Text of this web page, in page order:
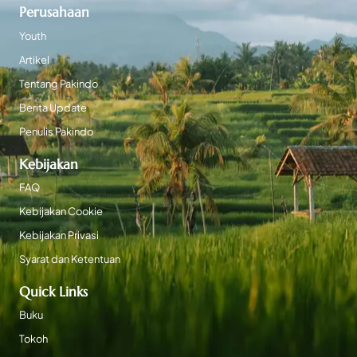
Perusahaan
Youth
Artikel
Tentang Pakindo
Berita Update
Penulis Pakindo
Kebijakan
FAQ
Kebijakan Cookie
Kebijakan Privasi
Syarat dan Ketentuan
Quick Links
Buku
Tokoh